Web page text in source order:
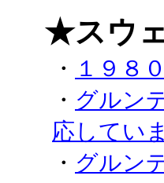
★スウ
・ １９８
・ グルン
応してい
・ グルン